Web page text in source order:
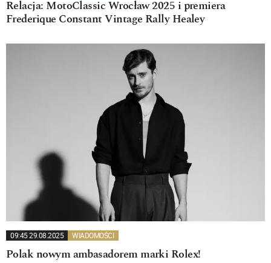
Relacja: MotoClassic Wrocław 2025 i premiera
Frederique Constant Vintage Rally Healey
09:45 29.08.2025 WIADOMOŚCI
Polak nowym ambasadorem marki Rolex!